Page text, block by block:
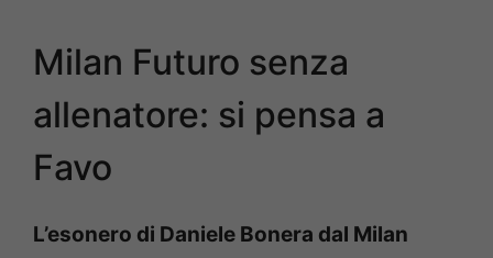
Milan Futuro senza
allenatore: si pensa a
Favo
L’esonero di Daniele Bonera dal Milan